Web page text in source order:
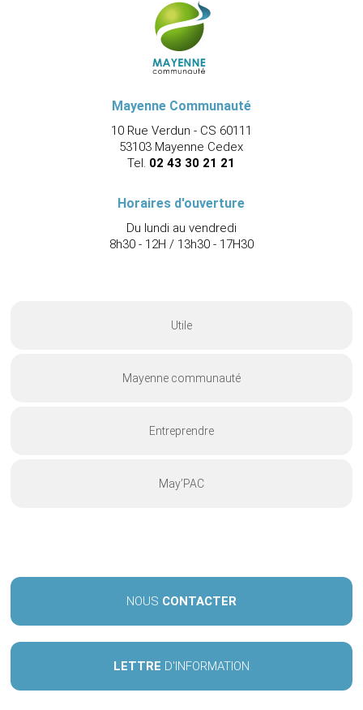
Mayenne Communauté
10 Rue Verdun - CS 60111
53103 Mayenne Cedex
Tel. 02 43 30 21 21
Horaires d'ouverture
Du lundi au vendredi
8h30 - 12H / 13h30 - 17H30
Utile
Mayenne communauté
Entreprendre
May’PAC
NOUS CONTACTER
LETTRE D'INFORMATION